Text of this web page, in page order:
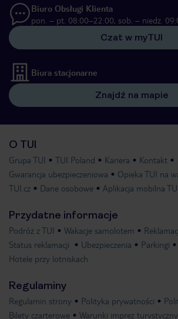
Biuro Obsługi Klienta
pon. – pt. 08:00–22:00, sob. – niedz.
Czat w myTUI
Biura stacjonarne
Znajdź na mapie
O TUI
Grupa TUI TUI Poland Kariera
Kontakt
Gwarancja ubezpieczeniowa
Opieka TUI na
TUI.cz
Dane osobowe Aplikacja mobilna
Przydatne informacje
Podróż z TUI Wakacje samolotem
Status reklamacji
Ubezpieczenia
Parkingi
Hotele przy lotniskach
Regulaminy
Regulamin strony Polityka prywatności
Bilety czarterowe
Warunki imprez